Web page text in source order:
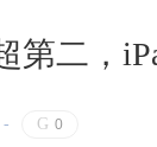
第二，
- G 0